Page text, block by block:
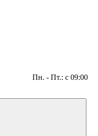
Пн. - Пт.: с 09:00